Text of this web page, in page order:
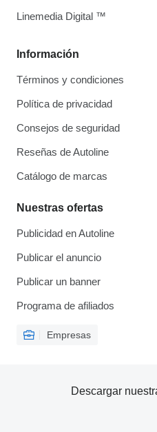
Información
Términos y condiciones
Política de privacidad
Consejos de seguridad
Reseñas de Autoline
Catálogo de marcas
Nuestras ofertas
Publicidad en Autoline
Publicar el anuncio
Publicar un banner
Programa de afiliados
Empresas
Linemedia Digital ™
Descargar